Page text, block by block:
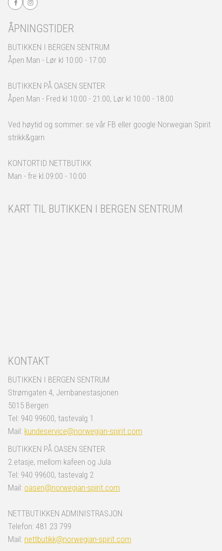
ÅPNINGSTIDER
BUTIKKEN I BERGEN SENTRUM
Åpen Man - Lør kl 10:00 - 17:00
BUTIKKEN PÅ OASEN SENTER
Åpen Man - Fred kl 10:00 - 21:00, Lør kl 10:00 - 18:00
Ved høytid og sommer: se vår FB eller google Norwegian Spirit
strikk&garn
KONTORTID NETTBUTIKK
Man - fre kl.09:00 - 10:00
KART TIL BUTIKKEN I BERGEN SENTRUM
KONTAKT
BUTIKKEN I BERGEN SENTRUM
Strømgaten 4, Jernbanestasjonen
5015 Bergen
Tel: 940 99600, tastevalg 1
Mail: kundeservice@norwegian-spirit.com
BUTIKKEN PÅ OASEN SENTER
2.etasje, mellom kafeen og Jula
Tel: 940 99600, tastevalg 2
Mail: oasen@norwegian-spirit.com
NETTBUTIKKEN ADMINISTRASJON
Telefon: 481 23 799
Mail: nettbutikk@norwegian-spirit.com